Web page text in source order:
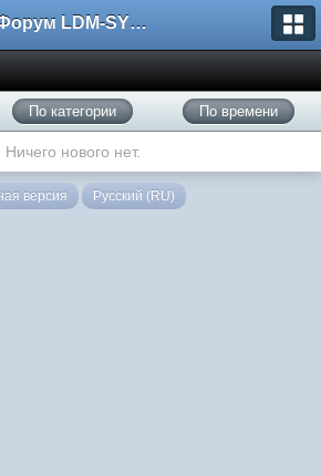
Форум LDM-SYSTEMS
По категории По времени
Ничего нового нет.
версия Русский (RU)